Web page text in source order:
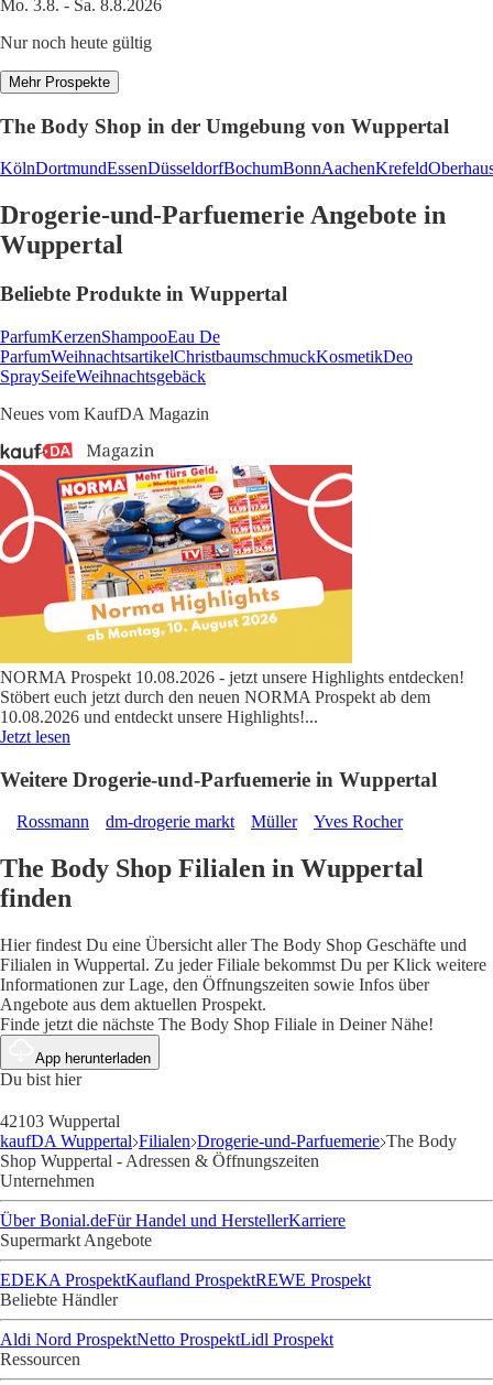
Mo. 3.8. - Sa. 8.8.2026
Nur noch heute gültig
Mehr Prospekte
The Body Shop in der Umgebung von Wuppertal
KölnDortmundEssenDüsseldorfBochumBonnAachenKrefeld
Drogerie-und-Parfuemerie Angebote in
Wuppertal
Beliebte Produkte in Wuppertal
ParfumKerzenShampooEau De
ParfumWeihnachtsartikelChristbaumschmuckKosmetikDeo
SpraySeifeWeihnachtsgebäck
Neues vom KaufDA Magazin
NORMA Prospekt 10.08.2026 - jetzt unsere Highlights entdecken!
Stöbert euch jetzt durch den neuen NORMA Prospekt ab dem
10.08.2026 und entdeckt unsere Highlights!...
Jetzt lesen
Weitere Drogerie-und-Parfuemerie in Wuppertal
Rossmann dm-drogerie markt Müller Yves Rocher
The Body Shop Filialen in Wuppertal
finden
Hier findest Du eine Übersicht aller The Body Shop Geschäfte und
Filialen in Wuppertal. Zu jeder Filiale bekommst Du per Klick weitere
Informationen zur Lage, den Öffnungszeiten sowie Infos über
Angebote aus dem aktuellen Prospekt.
Finde jetzt die nächste The Body Shop Filiale in Deiner Nähe!
App herunterladen
Du bist hier
42103 Wuppertal
kaufDA Wuppertal Filialen Drogerie-und-Parfuemerie The Body
Shop Wuppertal - Adressen & Öffnungszeiten
Unternehmen
Über Bonial.deFür Handel und HerstellerKarriere
Supermarkt Angebote
EDEKA ProspektKaufland ProspektREWE Prospekt
Beliebte Händler
Aldi Nord ProspektNetto ProspektLidl Prospekt
Ressourcen